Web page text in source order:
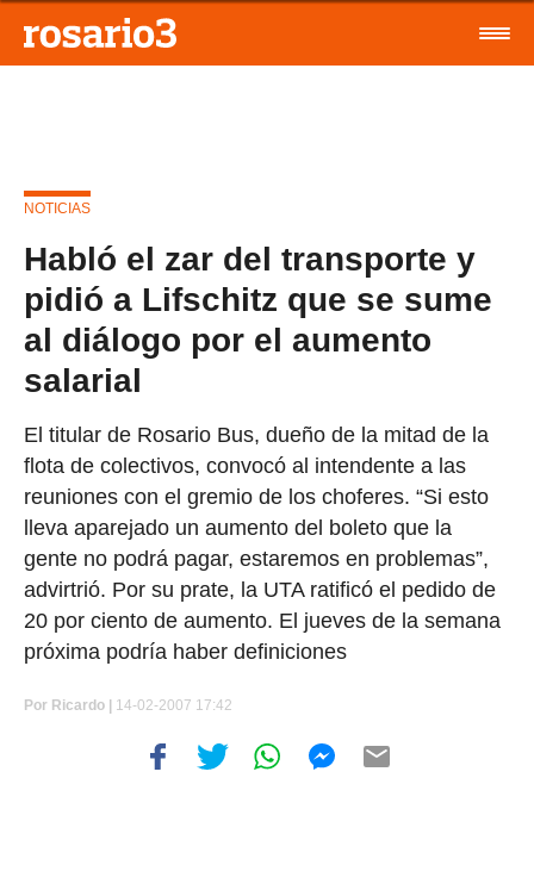
NOTICIAS
Habló el zar del transporte y
pidió a Lifschitz que se sume
al diálogo por el aumento
salarial
El titular de Rosario Bus, dueño de la mitad de la
flota de colectivos, convocó al intendente a las
reuniones con el gremio de los choferes. “Si esto
lleva aparejado un aumento del boleto que la
gente no podrá pagar, estaremos en problemas”,
advirtrió. Por su prate, la UTA ratificó el pedido de
20 por ciento de aumento. El jueves de la semana
próxima podría haber definiciones
Por Ricardo | 14-02-2007 17:42